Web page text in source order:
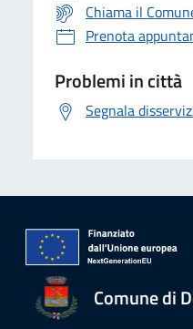
Chiama il
Prenota
Problemi in città
Segnala
Comune di